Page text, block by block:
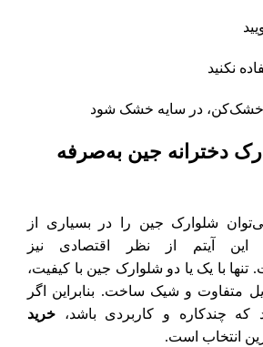
نکنید
خشک‌کن، در سایه خشک شود
دخترانه جین به‌صرفه
شلوارک جین را در بسیاری از
این آیتم از نظر اقتصادی نیز
با یک یا دو شلوارک جین با کیفیت،
متفاوت و شیک ساخت. بنابراین اگر
که چندکاره و کاربردی باشد، خرید
انتخاب است.